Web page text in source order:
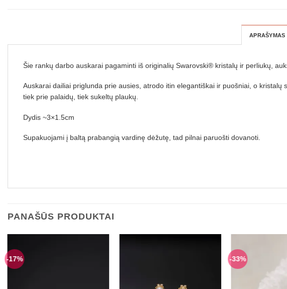
APRAŠYMAS
Šie rankų darbo auskarai pagaminti iš originalių Swarovski® kristalų ir perliukų,
Auskarai dailiai priglunda prie ausies, atrodo itin elegantiškai ir puošniai, o
tiek prie palaidų, tiek sukeltų plaukų.
Dydis ~3×1.5cm
Supakuojami į baltą prabangią vardinę dėžutę, tad pilnai paruošti dovanoti.
PANAŠŪS PRODUKTAI
-17% -33%